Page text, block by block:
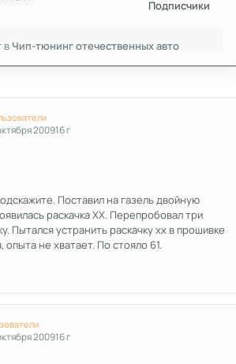
Подписчики
в Чип-тюнинг отечественных авто
200916 г
Поставил на газель двойную
раскачка ХХ. Перепробовал три
Пытался устранить раскачку хх в прошивке
опыта не хватает. По стояло 61.
200916 г